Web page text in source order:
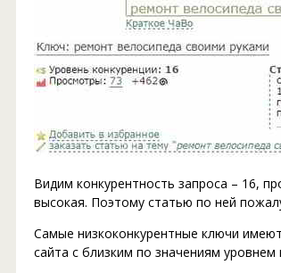
Видим конкурентность запроса – 16,
высокая. Поэтому статью по ней
Самые низкоконкурентные ключи
сайта с близким по значениям уровнем